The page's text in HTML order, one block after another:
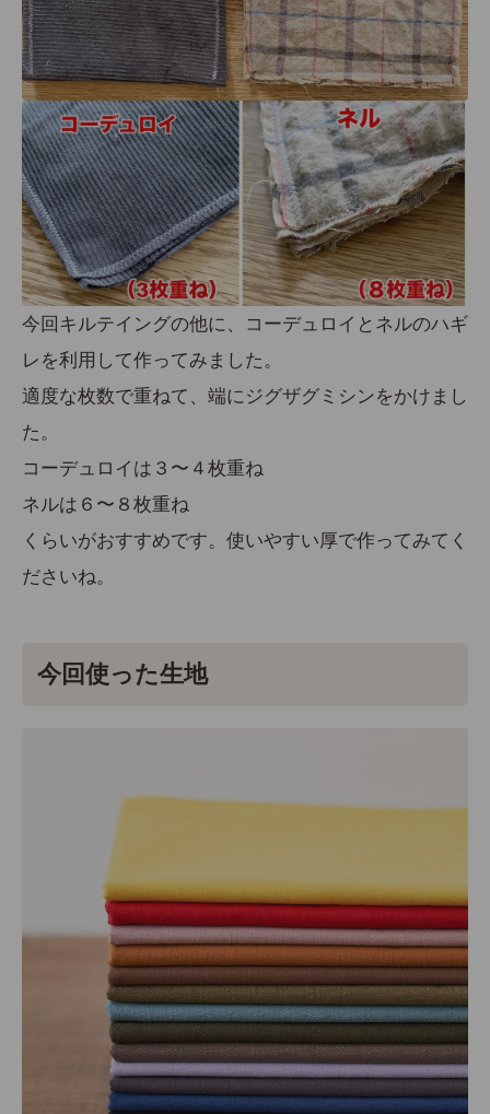
今回キルテイングの他に、コーデュロイとネルのハギ
レを利用して作ってみました。
適度な枚数で重ねて、端にジグザグミシンをかけまし
た。
コーデュロイは３〜４枚重ね
ネルは６〜８枚重ね
くらいがおすすめです。使いやすい厚で作ってみてく
ださいね。
今回使った生地